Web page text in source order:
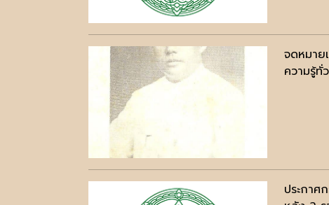
จดหมาย
ความรู้ทั่
ประกาศ